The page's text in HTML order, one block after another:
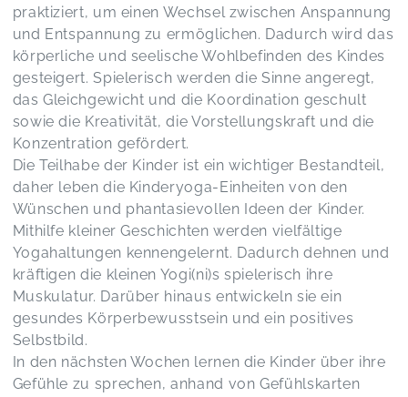
praktiziert, um einen Wechsel zwischen Anspannung
und Entspannung zu ermöglichen. Dadurch wird das
körperliche und seelische Wohlbefinden des Kindes
gesteigert. Spielerisch werden die Sinne angeregt,
das Gleichgewicht und die Koordination geschult
sowie die Kreativität, die Vorstellungskraft und die
Konzentration gefördert.
Die Teilhabe der Kinder ist ein wichtiger Bestandteil,
daher leben die Kinderyoga-Einheiten von den
Wünschen und phantasievollen Ideen der Kinder.
Mithilfe kleiner Geschichten werden vielfältige
Yogahaltungen kennengelernt. Dadurch dehnen und
kräftigen die kleinen Yogi(ni)s spielerisch ihre
Muskulatur. Darüber hinaus entwickeln sie ein
gesundes Körperbewusstsein und ein positives
Selbstbild.
In den nächsten Wochen lernen die Kinder über ihre
Gefühle zu sprechen, anhand von Gefühlskarten